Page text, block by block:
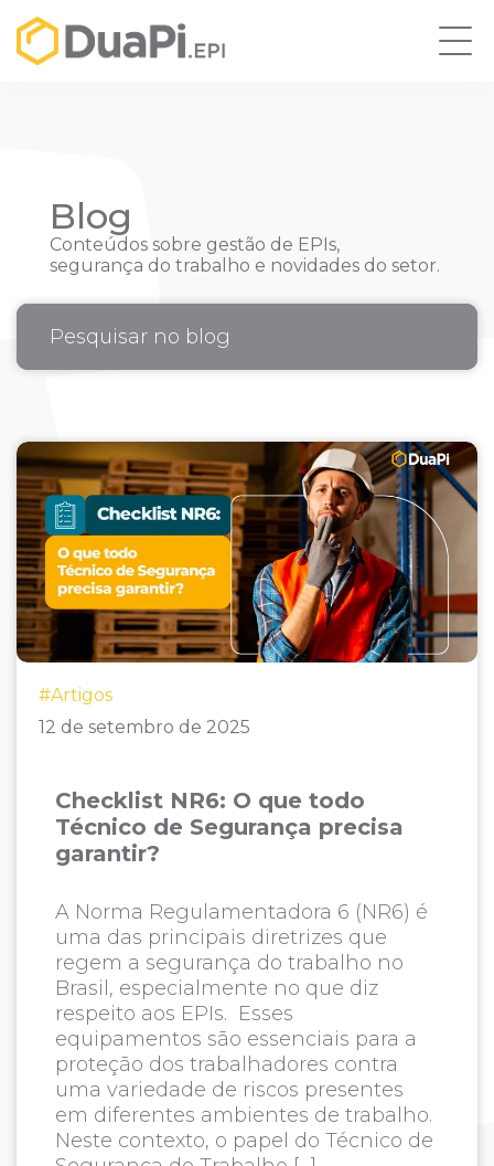
Blog
Conteúdos sobre gestão de EPIs,
segurança do trabalho e novidades do setor.
#Artigos
12 de setembro de 2025
Checklist NR6: O que todo
Técnico de Segurança precisa
garantir?
A Norma Regulamentadora 6 (NR6) é
uma das principais diretrizes que
regem a segurança do trabalho no
Brasil, especialmente no que diz
respeito aos EPIs. Esses
equipamentos são essenciais para a
proteção dos trabalhadores contra
uma variedade de riscos presentes
em diferentes ambientes de trabalho.
Neste contexto, o papel do Técnico de